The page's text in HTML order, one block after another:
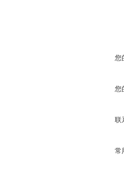
您
您
联
常